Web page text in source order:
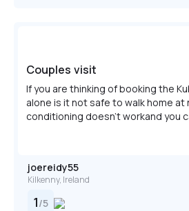
joereidy55
Kilkenny, Ireland
1/5
Couples visit
If you are thinking of booking the
alone is it not safe to walk home at
conditioning doesn't workand you